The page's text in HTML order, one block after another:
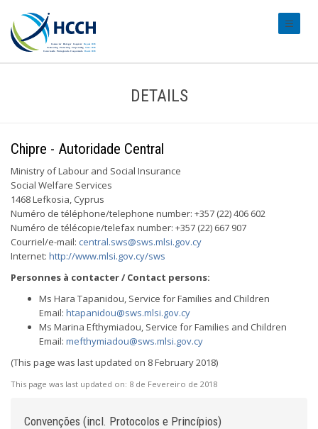
DETAILS
Chipre - Autoridade Central
Ministry of Labour and Social Insurance
Social Welfare Services
1468 Lefkosia, Cyprus
Numéro de téléphone/telephone number: +357 (22) 406 602
Numéro de télécopie/telefax number: +357 (22) 667 907
Courriel/e-mail: central.sws@sws.mlsi.gov.cy
Internet: http://www.mlsi.gov.cy/sws
Personnes à contacter / Contact persons:
Ms Hara Tapanidou, Service for Families and Children
Email: htapanidou@sws.mlsi.gov.cy
Ms Marina Efthymiadou, Service for Families and Children
Email: mefthymiadou@sws.mlsi.gov.cy
(This page was last updated on 8 February 2018)
This page was last updated on: 8 de Fevereiro de 2018
Convenções (incl. Protocolos e Princípios)